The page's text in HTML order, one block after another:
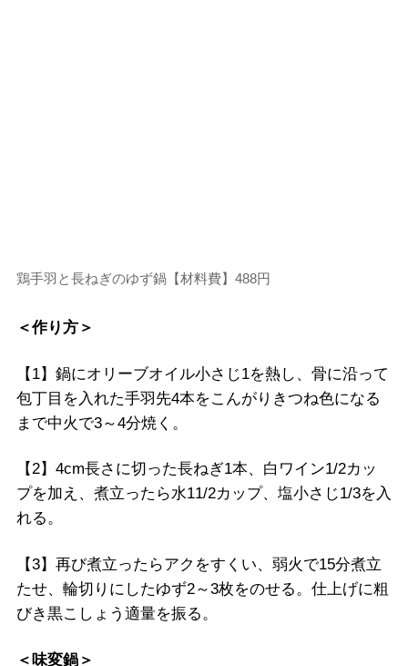
鶏手羽と長ねぎのゆず鍋【材料費】488円
＜作り方＞
【1】鍋にオリーブオイル小さじ1を熱し、骨に沿って
包丁目を入れた手羽先4本をこんがりきつね色になる
まで中火で3～4分焼く。
【2】4cm長さに切った長ねぎ1本、白ワイン1/2カッ
プを加え、煮立ったら水11/2カップ、塩小さじ1/3を入
れる。
【3】再び煮立ったらアクをすくい、弱火で15分煮立
たせ、輪切りにしたゆず2～3枚をのせる。仕上げに粗
びき黒こしょう適量を振る。
＜味変鍋＞